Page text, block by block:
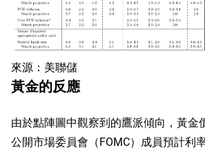
來源：美聯儲
黃金的反應
由於點陣圖中觀察到的鷹派傾向，黃金
公開市場委員會（FOMC）成員預計利